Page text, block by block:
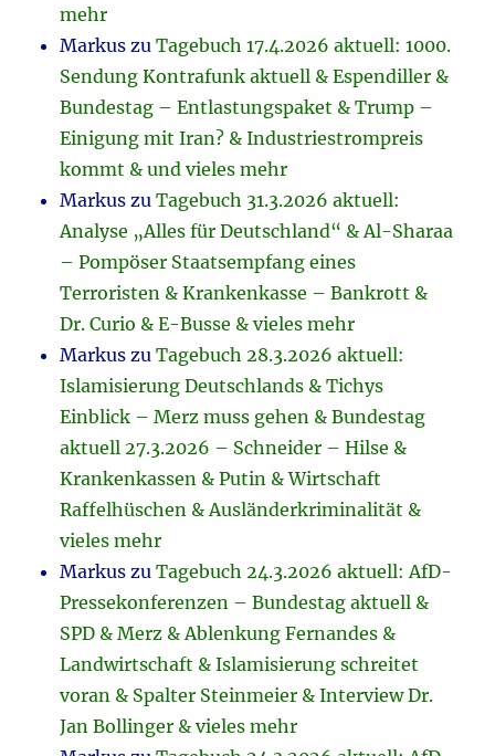
mehr
Markus zuTagebuch 17.4.2026 aktuell: 1000.
Sendung Kontrafunk aktuell & Espendiller &
Bundestag – Entlastungspaket & Trump –
Einigung mit Iran? & Industriestrompreis
kommt & und vieles mehr
Markus zuTagebuch 31.3.2026 aktuell:
Analyse „Alles für Deutschland“ & Al-Sharaa
– Pompöser Staatsempfang eines
Terroristen & Krankenkasse – Bankrott &
Dr. Curio & E-Busse & vieles mehr
Markus zuTagebuch 28.3.2026 aktuell:
Islamisierung Deutschlands & Tichys
Einblick – Merz muss gehen & Bundestag
aktuell 27.3.2026 – Schneider – Hilse &
Krankenkassen & Putin & Wirtschaft
Raffelhüschen & Ausländerkriminalität &
vieles mehr
Markus zuTagebuch 24.3.2026 aktuell: AfD-
Pressekonferenzen – Bundestag aktuell &
SPD & Merz & Ablenkung Fernandes &
Landwirtschaft & Islamisierung schreitet
voran & Spalter Steinmeier & Interview Dr.
Jan Bollinger & vieles mehr